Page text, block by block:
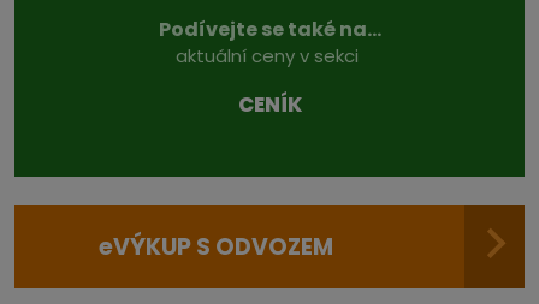
Podívejte se také na...
aktuální ceny v sekci
CENÍK
eVÝKUP S ODVOZEM